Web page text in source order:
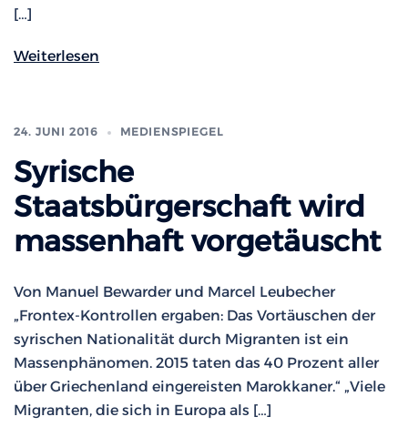
[…]
Weiterlesen
24. JUNI 2016 MEDIENSPIEGEL
Syrische
Staatsbürgerschaft wird
massenhaft vorgetäuscht
Von Manuel Bewarder und Marcel Leubecher
„Frontex-Kontrollen ergaben: Das Vortäuschen der
syrischen Nationalität durch Migranten ist ein
Massenphänomen. 2015 taten das 40 Prozent aller
über Griechenland eingereisten Marokkaner.“ „Viele
Migranten, die sich in Europa als […]